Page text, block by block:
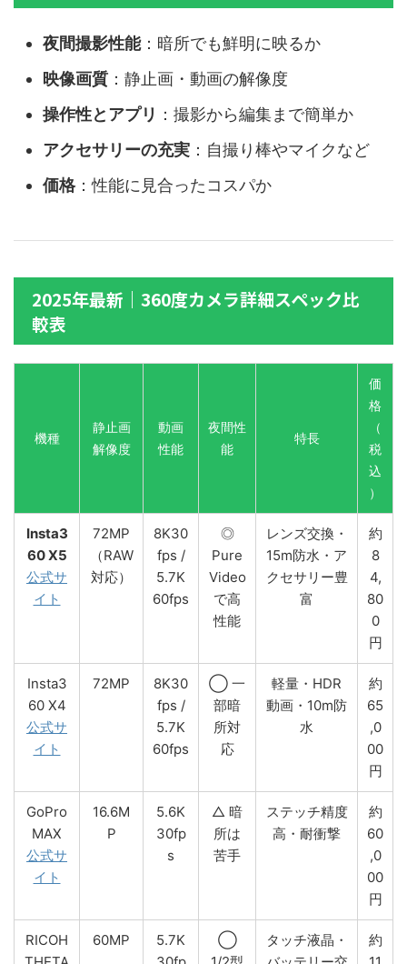
夜間撮影性能：暗所でも鮮明に映るか
映像画質 ：静止画・動画の解像度
操作性とアプリ ：撮影から編集まで簡単か
アクセサリーの充実 ：自撮り棒やマイクなど
価格：性能に見合ったコスパか
2025年最新｜360度カメラ詳細スペック比
較表
機種
静止画
解像度
動画
性能
夜間性
能
特長
価
格
（
税
込
）
Insta3
60 X5
公式サ
イト
72MP
（RAW
対応）
8K30
fps /
5.7K
60fps
◎
Pure
Video
で高
性能
レンズ交換・
15m防水・ア
クセサリー豊
富
約
8
4,
80
0
円
Insta3
60 X4
公式サ
イト
72MP
8K30
fps /
5.7K
60fps
◯ 一
部暗
所対
応
軽量・HDR
動画・10m防
水
約
65
,0
00
円
GoPro
MAX
公式サ
イト
16.6M
P
5.6K
30fp
s
△ 暗
所は
苦手
ステッチ精度
高・耐衝撃
約
60
,0
00
円
RICOH
60MP
5.7K
◯
タッチ液晶・
約